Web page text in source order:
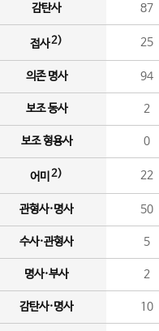
감탄사 87
접사2) 25
의존 명사 94
보조 동사 2
보조 형용사 0
어미 2) 22
관형사·명사 50
수사·관형사 5
명사·부사 2
감탄사·명사 10